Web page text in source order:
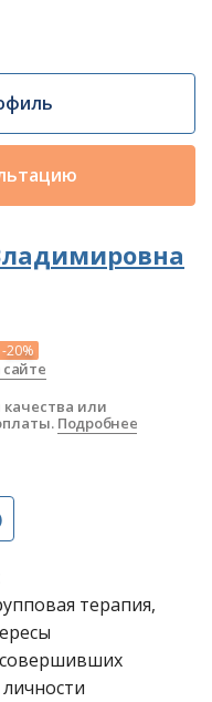
-20%
сайте
качества или
Подробнее
терапия,